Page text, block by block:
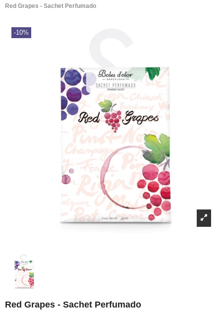
Red Grapes - Sachet Perfumado
-10%
Red Grapes - Sachet Perfumado